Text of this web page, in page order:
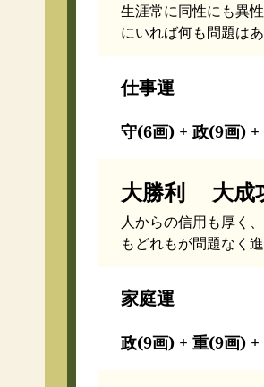
生涯常に同性にも異
にいれば何も問題はあ
仕事運
守(6画) + 政(9画)
大勝利 大
人からの信用も厚く
もどれもが問題なく
家庭運
政(9画) + 重(9画)